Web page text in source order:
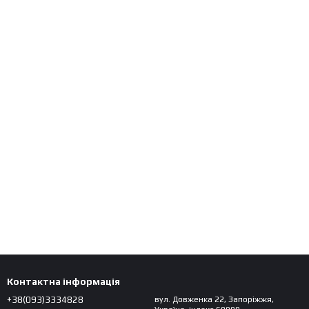
Контактна інформація
+38(093)3334828
вул. Довженка 22, Запоріжжя,